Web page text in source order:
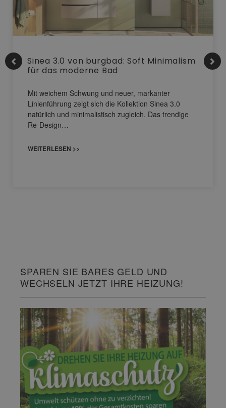
Sinea 3.0 von burgbad: Soft Minimalism
für das moderne Bad
Mit weichem Schwung und neuer, markanter
Linienführung zeigt sich die Kollektion Sinea 3.0
natürlich und minimalistisch zugleich. Das trendige
Re-Design…
WEITERLESEN >>
SPAREN SIE BARES GELD UND
WECHSELN JETZT IHRE HEIZUNG!